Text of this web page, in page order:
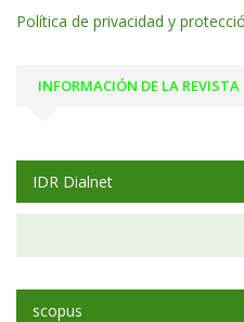
Política de privacidad y
INFORMACIÓN DE LA REVISTA
IDR Dialnet
scopus